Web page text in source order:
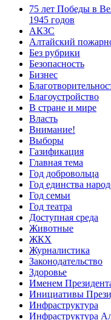
75 лет Победы в
1945 годов
АКЗС
Алтайский
Без рубрики
Безопасность
Бизнес
Благоустройство
В стране и мире
Власть
Внимание!
Выборы
Газификация
Главная тема
Год добровольца
Год единства
Год семьи
Год театра
Доступная среда
Животные
ЖКХ
Журналистика
Законодательство
Здоровье
Именем
Инициативы
Инфраструктура
Инфраструктура